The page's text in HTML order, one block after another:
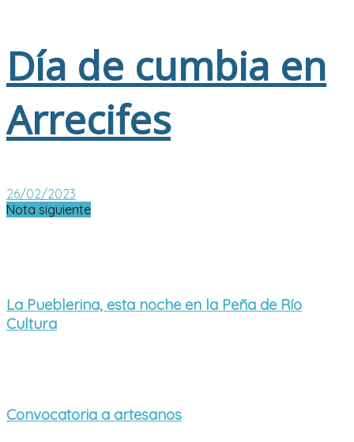
Día de cumbia en
Arrecifes
26/02/2023
Nota siguiente
La Pueblerina, esta noche en la Peña de Río
Cultura
Convocatoria a artesanos